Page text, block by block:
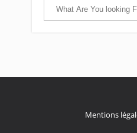
Mentions